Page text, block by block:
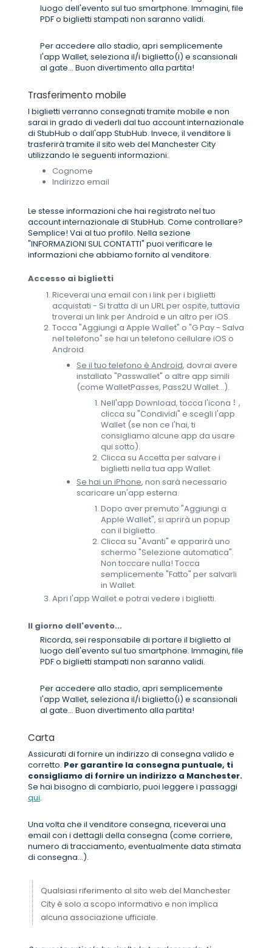
luogo dell'evento sul tuo smartphone. Immagini, file
PDF o biglietti stampati non saranno validi.
Per accedere allo stadio, apri semplicemente
l'app Wallet, seleziona il/i biglietto(i) e scansionali
al gate... Buon divertimento alla partita!
Trasferimento mobile
I biglietti verranno consegnati tramite mobile e non
sarai in grado di vederli dal tuo account internazionale
di StubHub o dall'app StubHub. Invece, il venditore li
trasferirà tramite il sito web del Manchester City
utilizzando le seguenti informazioni:
Cognome
Indirizzo email
Le stesse informazioni che hai registrato nel tuo
account internazionale di StubHub. Come controllare?
Semplice! Vai al tuo profilo. Nella sezione
"INFORMAZIONI SUL CONTATTI" puoi verificare le
informazioni che abbiamo fornito al venditore.
Accesso ai biglietti
Riceverai una email con i link per i biglietti
acquistati - Si tratta di un URL per ospite, tuttavia
troverai un link per Android e un altro per iOS.
Tocca "Aggiungi a Apple Wallet" o "G Pay - Salva
nel telefono" se hai un telefono cellulare iOS o
Android.
Se il tuo telefono è Android, dovrai avere
installato "Passwallet" o altre app simili
(come WalletPasses, Pass2U Wallet...).
Nell'app Download, tocca l'icona ⠇,
clicca su "Condividi" e scegli l'app
Wallet (se non ce l'hai, ti
consigliamo alcune app da usare
qui sotto).
Clicca su Accetta per salvare i
biglietti nella tua app Wallet.
Se hai un iPhone, non sarà necessario
scaricare un'app esterna.
Dopo aver premuto "Aggiungi a
Apple Wallet", si aprirà un popup
con il biglietto.
Clicca su "Avanti" e apparirà uno
schermo "Selezione automatica".
Non toccare nulla! Tocca
semplicemente "Fatto" per salvarli
in Wallet.
Apri l'app Wallet e potrai vedere i biglietti.
Il giorno dell'evento...
Ricorda, sei responsabile di portare il biglietto al
luogo dell'evento sul tuo smartphone. Immagini, file
PDF o biglietti stampati non saranno validi.
Per accedere allo stadio, apri semplicemente
l'app Wallet, seleziona il/i biglietto(i) e scansionali
al gate... Buon divertimento alla partita!
Carta
Assicurati di fornire un indirizzo di consegna valido e
corretto. Per garantire la consegna puntuale, ti
consigliamo di fornire un indirizzo a Manchester.
Se hai bisogno di cambiarlo, puoi leggere i passaggi
qui.
Una volta che il venditore consegna, riceverai una
email con i dettagli della consegna (come corriere,
numero di tracciamento, eventualmente data stimata
di consegna...).
Qualsiasi riferimento al sito web del Manchester
City è solo a scopo informativo e non implica
alcuna associazione ufficiale.